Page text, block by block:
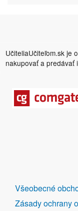
UčiteliaUčiteľom.sk je
nakupovať a predávať
DALŠÍ
ODKAZY
Všeobecné
Zásady ochrany